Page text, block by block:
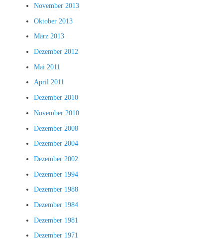
November 2013
Oktober 2013
März 2013
Dezember 2012
Mai 2011
April 2011
Dezember 2010
November 2010
Dezember 2008
Dezember 2004
Dezember 2002
Dezember 1994
Dezember 1988
Dezember 1984
Dezember 1981
Dezember 1971